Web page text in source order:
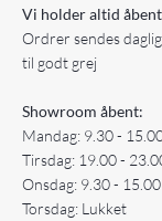
Vi holder altid
Ordrer sendes
til godt grej
Showroom åbent:
Mandag: 9.30 -
Tirsdag: 19.00 -
Onsdag: 9.30 - 15.00
Torsdag: Lukket